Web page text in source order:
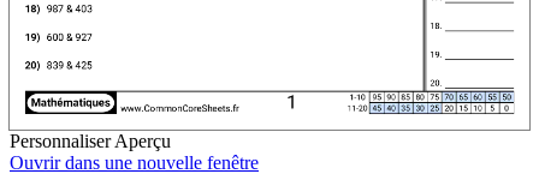
Personnaliser Aperçu
Ouvrir dans une nouvelle fenêtre